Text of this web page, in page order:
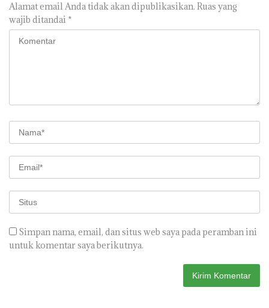
Alamat email Anda tidak akan dipublikasikan. Ruas yang
wajib ditandai *
Simpan nama, email, dan situs web saya pada peramban ini
untuk komentar saya berikutnya.